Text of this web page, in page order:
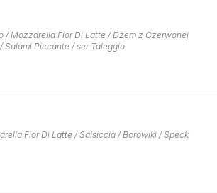
/ Mozzarella Fior Di Latte / Dżem z Czerwonej
Salami Piccante / ser Taleggio
Fior Di Latte / Salsiccia / Borowiki / Speck